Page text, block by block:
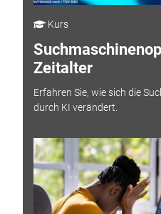
Kurs
Zeitalter
Erfahren Sie, wie sich die
durch KI verändert.